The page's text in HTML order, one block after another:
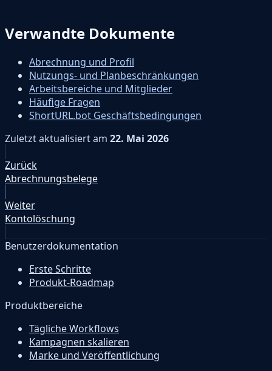
Verwandte Dokumente
Abrechnung und Profil
Nutzungs- und Planbeschränkungen
Arbeitsbereiche und Mitglieder
Häufige Fragen
ShortURL.bot Geschäftsbedingungen
Zuletzt aktualisiertam 22. Mai 2026
Zurück
Abrechnungsbelege
Weiter
Kontolöschung
Benutzerdokumentation
Erste Schritte
Produkt-Roadmap
Produktbereiche
Tägliche Workflows
Kampagnen skalieren
Marke und Veröffentlichung